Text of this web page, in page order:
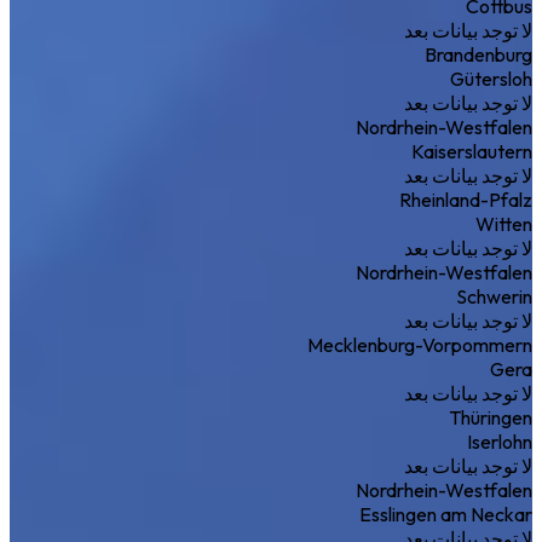
Cottbus
لا توجد بيانات بعد
Brandenburg
Gütersloh
لا توجد بيانات بعد
Nordrhein-Westfalen
Kaiserslautern
لا توجد بيانات بعد
Rheinland-Pfalz
Witten
لا توجد بيانات بعد
Nordrhein-Westfalen
Schwerin
لا توجد بيانات بعد
Mecklenburg-Vorpommern
Gera
لا توجد بيانات بعد
Thüringen
Iserlohn
لا توجد بيانات بعد
Nordrhein-Westfalen
Esslingen am Neckar